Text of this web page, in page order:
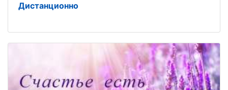
Дистанционно